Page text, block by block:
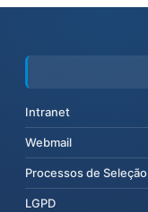
Intranet
Webmail
Processos de Seleção
LGPD